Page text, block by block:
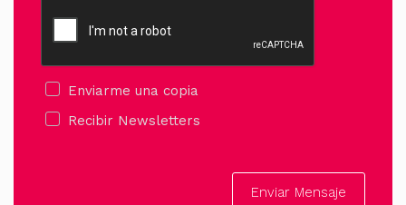
Enviarme una copia
Recibir Newsletters
Enviar Mensaje